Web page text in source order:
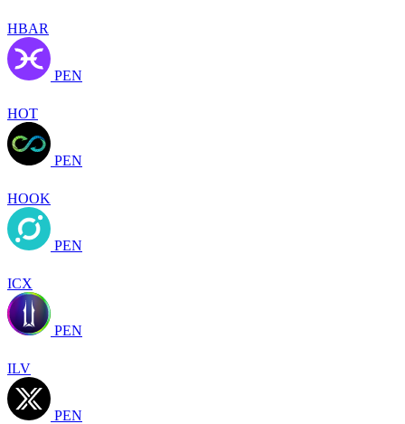
HBAR
PEN
HOT
PEN
HOOK
PEN
ICX
PEN
ILV
PEN